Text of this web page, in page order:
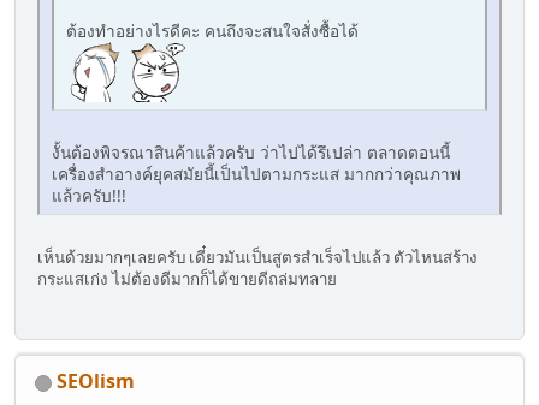
ต้องทำอย่างไรดีคะ คนถึงจะสนใจสั่งซื้อได้
งั้นต้องพิจรณาสินค้าแล้วครับ ว่าไปได้รึเปล่า ตลาดตอนนี้
เครื่องสำอางค์ยุคสมัยนี้เป็นไปตามกระแส มากกว่าคุณภาพ
แล้วครับ!!!
เห็นด้วยมากๆเลยครับ เดี๋ยวมันเป็นสูตรสำเร็จไปแล้ว ตัวไหนสร้าง
กระแสเก่ง ไม่ต้องดีมากก็ได้ขายดีถล่มทลาย
SEOlism